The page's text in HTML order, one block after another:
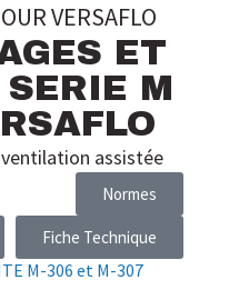
VERSAFLO
ET
M
assistée
Normes
Fiche Technique